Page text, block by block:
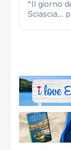
"Il giorno
Sciascia...